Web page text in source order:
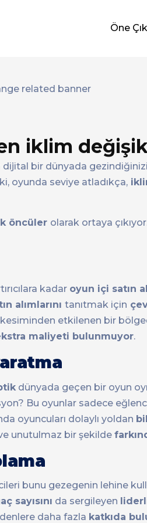
Öne
iklim
bir dünyada
oyunda seviye atladıkça,
öncüler olarak ortaya
kadar oyun içi satın
alımlarını tanıtmak için
kesiminden etkilenen bir
maliyeti bulunmuyor.
dünyada geçen bir oyun
Bu oyunlar sadece
oyuncuları dolaylı yoldan
unutulmaz bir şekilde
bunu gezegenin lehine
sayısını da sergileyen
daha fazla katkıda